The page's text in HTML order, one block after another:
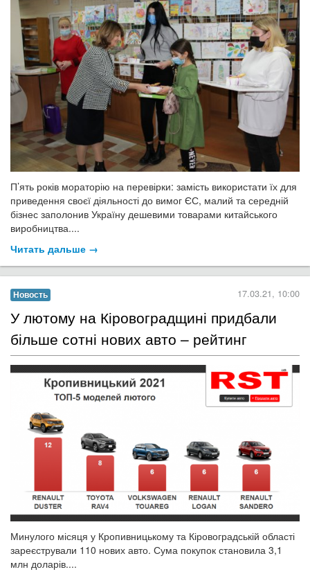
П’ять років мораторію на перевірки: замість використати їх для
приведення своєї діяльності до вимог ЄС, малий та середній
бізнес заполонив Україну дешевими товарами китайського
виробництва....
Читать дальше →
Новость 17.03.21, 10:00
​У лютому на Кіровоградщині придбали
більше сотні нових авто – рейтинг
Минулого місяця у Кропивницькому та Кіровоградській області
зареєстрували 110 нових авто. Сума покупок становила 3,1
млн доларів....